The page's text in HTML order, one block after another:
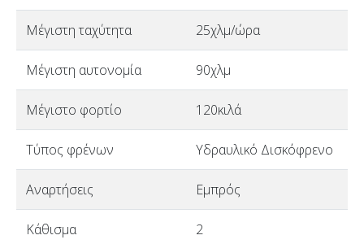
Μέγιστη ταχύτητα 25χλμ/ώρα
Μέγιστη αυτονομία 90χλμ
Μέγιστο φορτίο 120κιλά
Τύπος φρένων Υδραυλικό Δισκόφρενο
Αναρτήσεις Εμπρός
Κάθισμα 2